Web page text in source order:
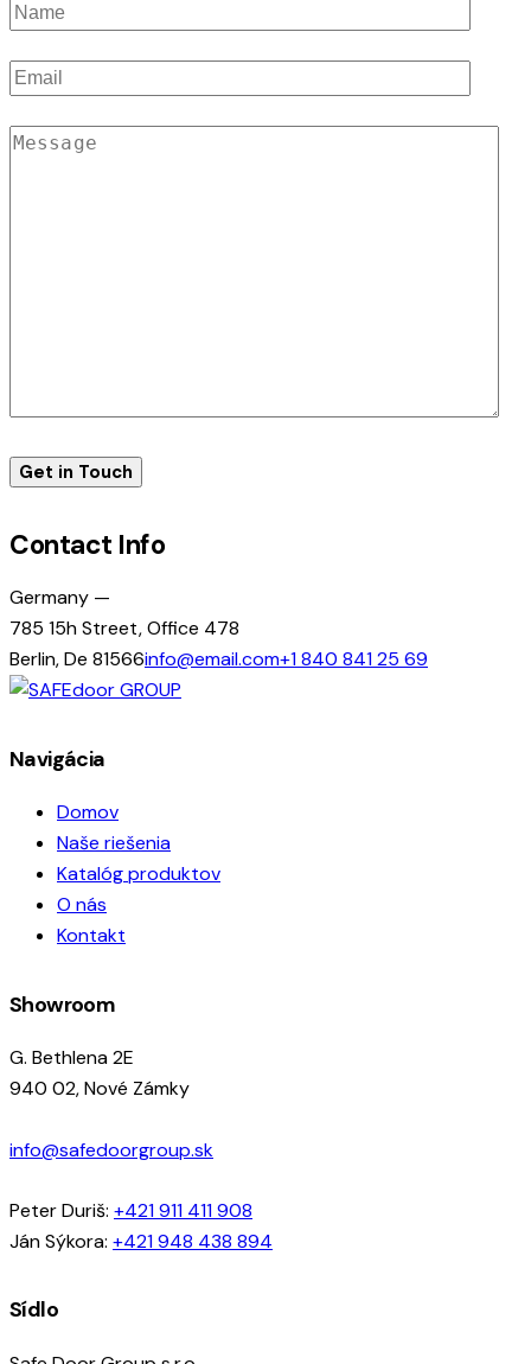
Contact Info
Germany —
785 15h Street, Office 478
Berlin, De 81566info@email.com+1 840 841 25 69
Navigácia
Domov
Naše riešenia
Katalóg produktov
O nás
Kontakt
Showroom
G. Bethlena 2E
940 02, Nové Zámky
info@safedoorgroup.sk
Peter Duriš: +421 911 411 908
Ján Sýkora: +421 948 438 894
Sídlo